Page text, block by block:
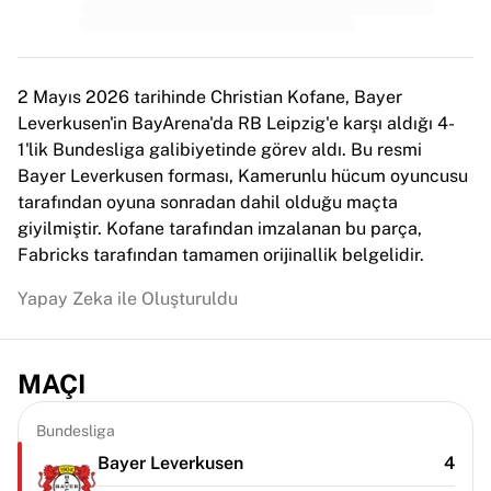
ABD kadın futbolu
NWSL
OL Lyonnes
Paris Saint-Germain Feminines
Arsenal WFC
Ülkeye göre göz atın
Basketbol
Öne çıkanlar
Charlotte Hornets
LA Clippers
Portland Trail Blazers
Virtus Bologna
Tüm basketbolu görüntüle
Öne çıkan NBA takımları
Charlotte Hornets
2 Mayıs 2026 tarihinde Christian Kofane, Bayer
Leverkusen'in BayArena'da RB Leipzig'e karşı aldığı 4-
1'lik Bundesliga galibiyetinde görev aldı. Bu resmi
Bayer Leverkusen forması, Kamerunlu hücum oyuncusu
tarafından oyuna sonradan dahil olduğu maçta
giyilmiştir. Kofane tarafından imzalanan bu parça,
Fabricks tarafından tamamen orijinallik belgelidir.
Yapay Zeka ile Oluşturuldu
MAÇI
Bundesliga
Bayer Leverkusen 4